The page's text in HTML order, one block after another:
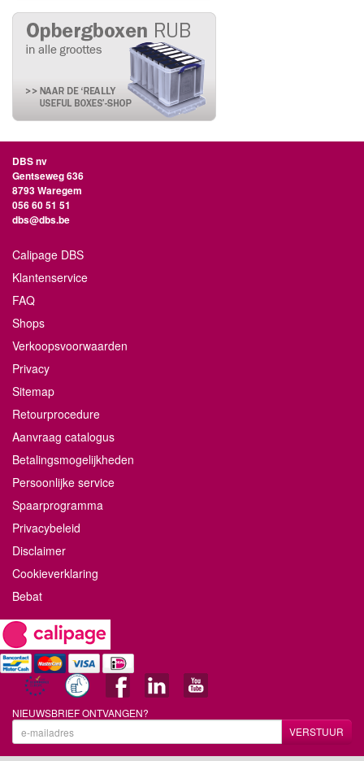
DBS nv
Gentseweg 636
8793 Waregem
056 60 51 51
dbs@dbs.be
Calipage DBS
Klantenservice
FAQ
Shops
Verkoopsvoorwaarden
Privacy
Sitemap
Retourprocedure
Aanvraag catalogus
Betalingsmogelijkheden
Persoonlijke service
Spaarprogramma
Privacybeleid
Disclaimer
Cookieverklaring
Bebat
NIEUWSBRIEF ONTVANGEN?
VERSTUUR